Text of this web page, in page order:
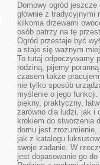
Domowy ogród jeszcze
głównie z tradycyjnymi
kilkoma drzewami
osób patrzy na tę
Ogród przestaje być
a staje się ważnym
To tutaj odpoczywamy
rodziną, pijemy
czasem także
nie tylko sposób
myślenie o jego
piękny, praktyczny,
zarówno dla ludzi, jak i
krokiem do stworzenia
domu jest zrozumienie,
jak z katalogu
swoje zadanie. W
jest dopasowanie go